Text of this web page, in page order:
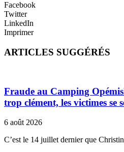
Facebook
Twitter
LinkedIn
Imprimer
ARTICLES SUGGÉRÉS
Fraude au Camping
trop clément, les victimes se
6 août 2026
C’est le 14 juillet dernier que